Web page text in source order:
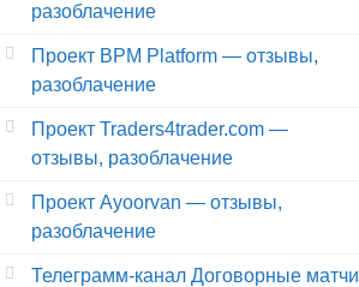
разоблачение
Проект BPM Platform — отзывы,
разоблачение
Проект Traders4trader.com —
отзывы, разоблачение
Проект Ayoorvan — отзывы,
разоблачение
Телеграмм-канал Договорные матчи